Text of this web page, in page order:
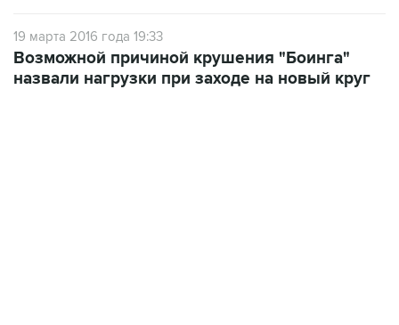
19 марта 2016 года 19:33
Возможной причиной крушения "Боинга"
назвали нагрузки при заходе на новый круг